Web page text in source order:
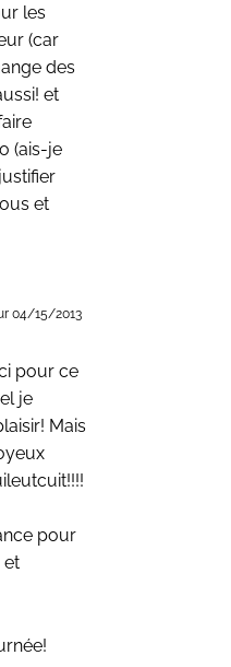
les
(car
des
et
(ais-je
et
04/15/2013
pour ce
je
Mais
pour
et